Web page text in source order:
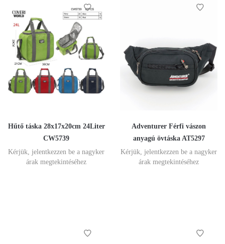
Hűtő táska 28x17x20cm 24Liter
CW5739
Kérjük, jelentkezzen be a nagyker
árak megtekintéséhez
Adventurer Férfi vászon
anyagú övtáska AT5297
Kérjük, jelentkezzen be a nagyker
árak megtekintéséhez